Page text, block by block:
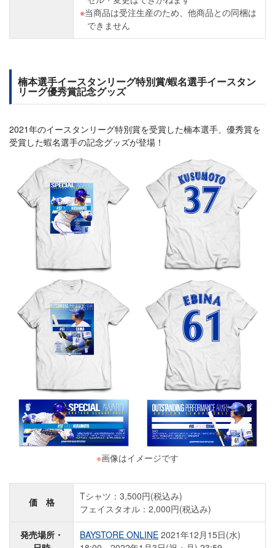
当商品は受注生産のため、他商品との同梱は
できません
楠本選手イースタンリーグ特別賞/蝦名選手イースタン
リーグ優秀賞記念グッズ
2021年のイースタンリーグ特別賞を受賞した楠本選手、優秀賞を
受賞した蝦名選手の記念グッズが登場！
※画像はイメージです
価 格
Tシャツ：3,500円(税込み)
フェイスタオル：2,000円(税込み)
発売場所・
BAYSTORE ONLINE 2021年12月15日(水)